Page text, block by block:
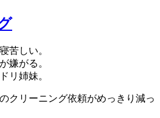
苦しい。
嫌がる。
リ姉妹。
クリーニング依頼がめっきり減っ